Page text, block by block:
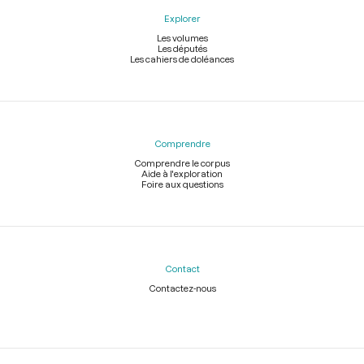
Explorer
Les volumes
Les députés
Les cahiers de doléances
Comprendre
Comprendre le corpus
Aide à l'exploration
Foire aux questions
Contact
Contactez-nous
Légal